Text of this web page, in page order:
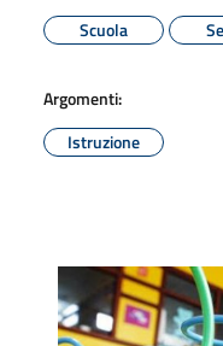
Scuola
Argomenti:
Istruzione